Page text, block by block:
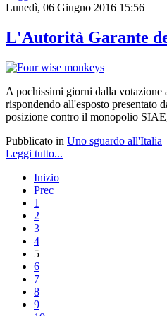
Lunedì, 06 Giugno 2016 15:56
L'Autorità Garante
A pochissimi giorni dalla votazione
rispondendo all'esposto presentato
posizione contro il monopolio
Pubblicato in Uno sguardo all'Italia
Leggi tutto...
Inizio
Prec
1
2
3
4
5
6
7
8
9